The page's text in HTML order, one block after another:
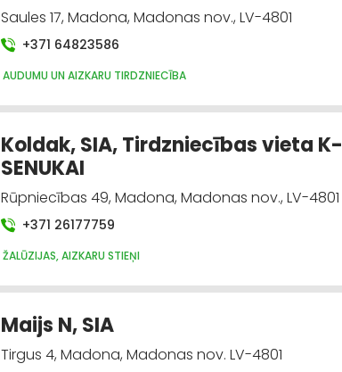
Saules 17, Madona, Madonas nov., LV-4801
+371 64823586
AUDUMU UN AIZKARU TIRDZNIECĪBA
Koldak, SIA, Tirdzniecības vieta K-
SENUKAI
Rūpniecības 49, Madona, Madonas nov., LV-4801
+371 26177759
ŽALŪZIJAS, AIZKARU STIEŅI
Maijs N, SIA
Tirgus 4, Madona, Madonas nov. LV-4801